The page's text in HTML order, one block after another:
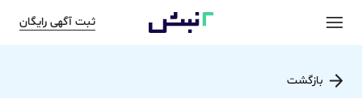
ثبت آگهی رایگان
بازگشت